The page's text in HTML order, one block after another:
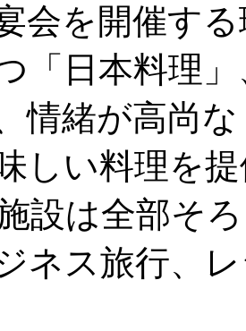
会を開催す
「日本料理
情緒が高尚
しい料理を
設は全部そ
ネス旅行、